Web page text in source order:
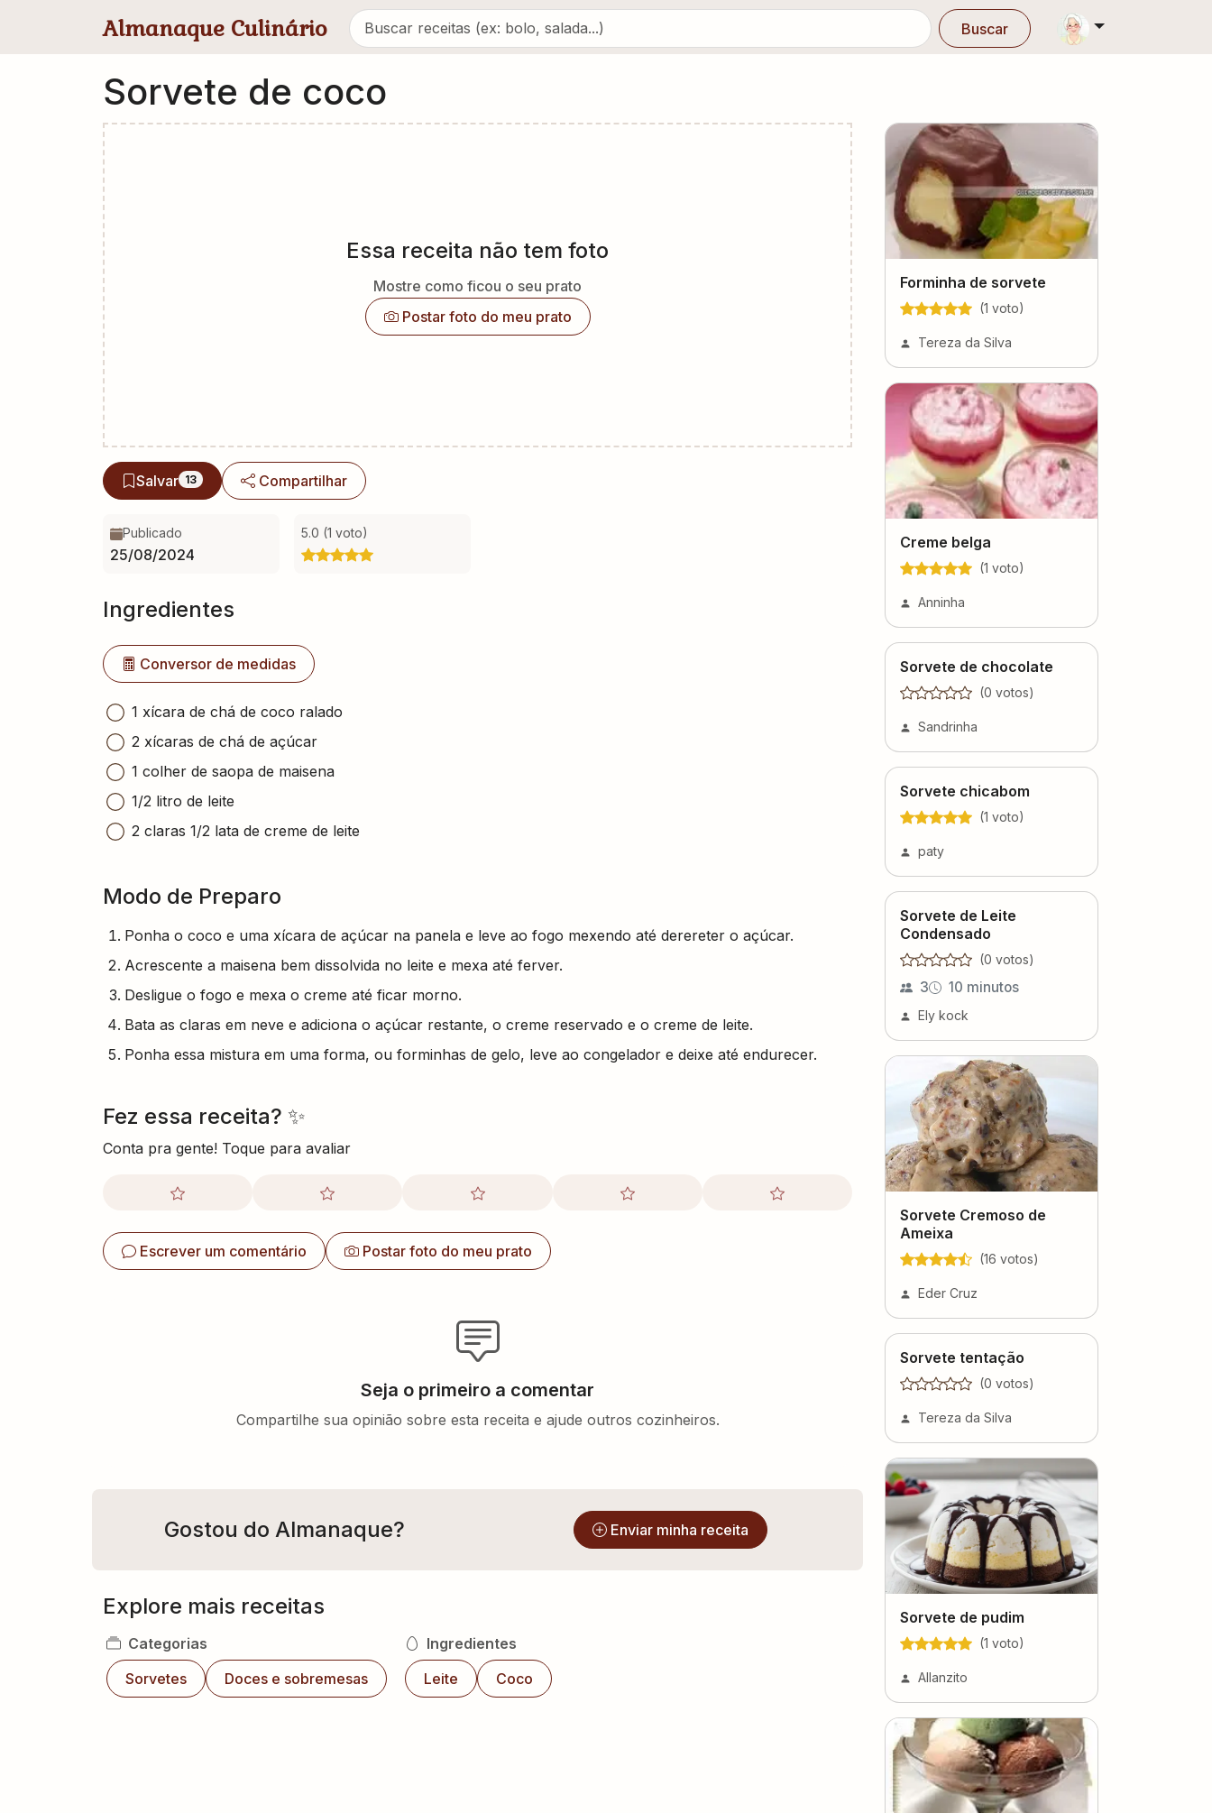
Almanaque Culinário Buscar
Sorvete de coco
Essa receita não tem foto
Mostre como ficou o seu prato
Postar foto do meu prato
Salvar 13 Compartilhar
Publicado
25/08/2024
5.0 (1 voto)
Ingredientes
Conversor de medidas
1 xícara de chá de coco ralado
2 xícaras de chá de açúcar
1 colher de saopa de maisena
1/2 litro de leite
2 claras 1/2 lata de creme de leite
Modo de Preparo
Ponha o coco e uma xícara de açúcar na panela e leve ao fogo mexendo até derereter o açúcar.
Acrescente a maisena bem dissolvida no leite e mexa até ferver.
Desligue o fogo e mexa o creme até ficar morno.
Bata as claras em neve e adiciona o açúcar restante, o creme reservado e o creme de leite.
Ponha essa mistura em uma forma, ou forminhas de gelo, leve ao congelador e deixe até endurecer.
Fez essa receita? ✨
Conta pra gente! Toque para avaliar
Escrever um comentário Postar foto do meu prato
Seja o primeiro a comentar
Compartilhe sua opinião sobre esta receita e ajude outros cozinheiros.
Gostou do Almanaque? Enviar minha receita
Explore mais receitas
Categorias
Sorvetes
Doces e sobremesas
Ingredientes
Leite
Coco
Forminha de sorvete
(1 voto)
Tereza da Silva
Creme belga
(1 voto)
Anninha
Sorvete de chocolate
(0 votos)
Sandrinha
Sorvete chicabom
(1 voto)
paty
Sorvete de Leite
Condensado
(0 votos)
3 10 minutos
Ely kock
Sorvete Cremoso de
Ameixa
(16 votos)
Eder Cruz
Sorvete tentação
(0 votos)
Tereza da Silva
Sorvete de pudim
(1 voto)
Allanzito